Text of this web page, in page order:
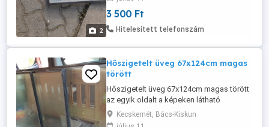
2
3 500 Ft
Hitelesített telefonszám
Hőszigetelt üveg 67x124cm magas
törött
Hőszigetelt üveg 67x124cm magas törött
az egyik oldalt a képeken látható
állapotban eladó. 25mm vastag.
Kecskemét, Bács-Kiskun